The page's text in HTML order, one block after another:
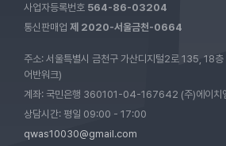
사업자등록번호 564-86-03204
통신판매업 제 2020-서울금천-0664
주소: 서울특별시 금천구 가산디지털2로 135, 18
어반워크)
계좌: 국민은행 360101-04-167642 (주)에이치
상담시간: 평일 09:00 - 17:00
qwas10030@gmail.com